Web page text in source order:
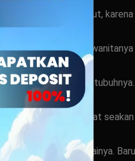
kolam tersebut,
dan menarik. Para
handuk penutup
jenjangnya terlihat
apa yang dipakainya.